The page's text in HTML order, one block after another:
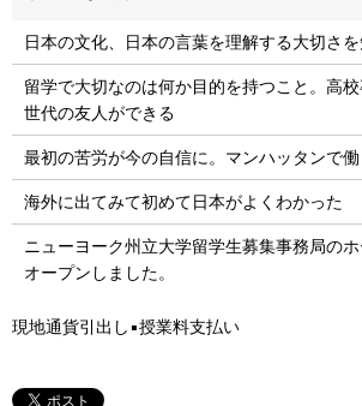
日本の文化、日本の言葉を理解する大切さ
留学で大切なのは何か目的を持つこと。高
世代の友人ができる
最初の苦労が今の自信に。マンハッタンで
海外に出てみて初めて日本がよくわかった
ニューヨーク州立大学留学生募集事務局の
オープンしました。